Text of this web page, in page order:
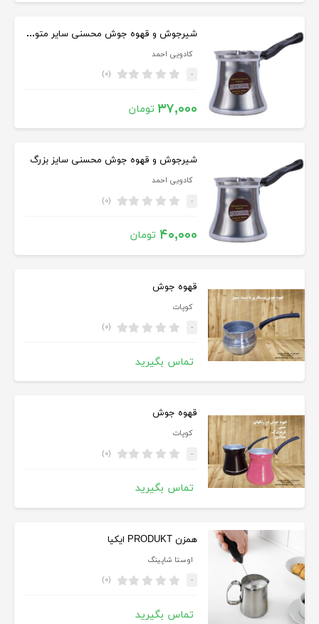
شیرجوش و قهوه جوش محسنی سایر متوسط
کادویی احمد
- (۰)
۳۷,۰۰۰ تومان
شیرجوش و قهوه جوش محسنی سایز بزرگ
کادویی احمد
- (۰)
۴۰,۰۰۰ تومان
قهوه جوش
کوپات
- (۰)
تماس بگیرید
قهوه جوش
کوپات
- (۰)
تماس بگیرید
همزن PRODUKT ایکیا
اوستا شاپينگ
- (۰)
تماس بگیرید